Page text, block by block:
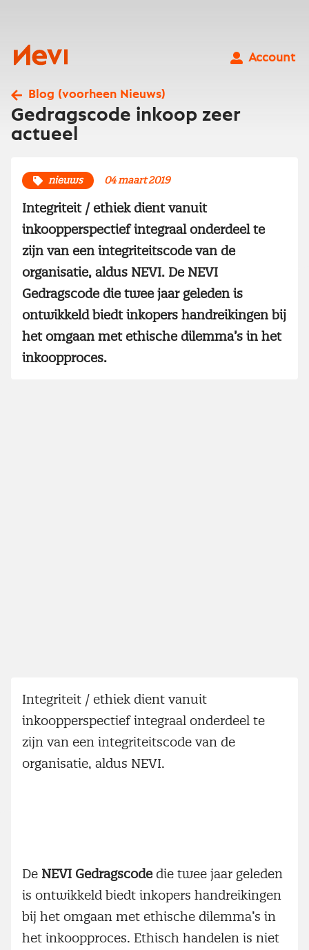
Nevi
Account
Blog (voorheen Nieuws)
Gedragscode inkoop zeer
actueel
nieuws 04 maart 2019
Integriteit / ethiek dient vanuit
inkoopperspectief integraal onderdeel te
zijn van een integriteitscode van de
organisatie, aldus NEVI. De NEVI
Gedragscode die twee jaar geleden is
ontwikkeld biedt inkopers handreikingen bij
het omgaan met ethische dilemma’s in het
inkoopproces.
Integriteit / ethiek dient vanuit
inkoopperspectief integraal onderdeel te
zijn van een integriteitscode van de
organisatie, aldus NEVI.
De NEVI Gedragscodedie twee jaar geleden
is ontwikkeld biedt inkopers handreikingen
bij het omgaan met ethische dilemma’s in
het inkoopproces. Ethisch handelen is niet